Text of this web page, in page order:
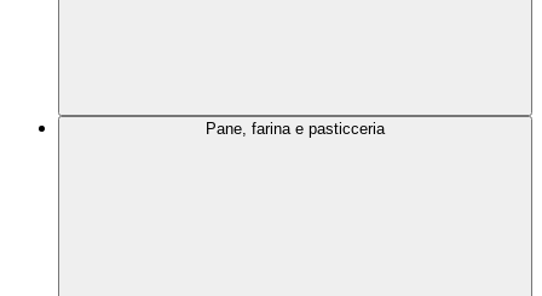
Pane, farina e pasticceria